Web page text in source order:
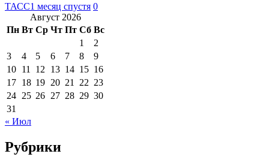
ТАСС1 месяц спустя 0
Август 2026
Пн Вт Ср Чт Пт Сб Вс
1
2
3
4 5 6 7 8
9
10 11 12 13 14 15 16
17 18 19 20 21 22 23
24 25 26 27 28 29 30
31
« Июл
Рубрики